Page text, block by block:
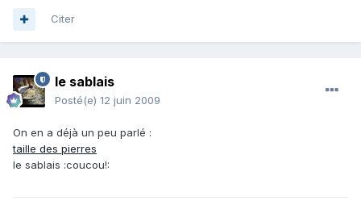
Citer
le sablais
Posté(e) 12 juin 2009
On en a déjà un peu parlé :
taille des pierres
le sablais :coucou!: